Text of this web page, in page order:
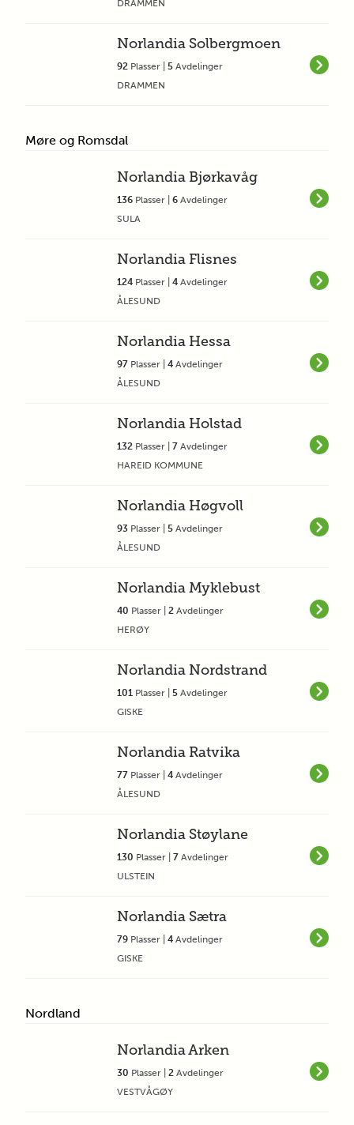
DRAMMEN
Norlandia Solbergmoen
92 Plasser | 5 Avdelinger
DRAMMEN
Møre og Romsdal
Norlandia Bjørkavåg
136 Plasser | 6 Avdelinger
SULA
Norlandia Flisnes
124 Plasser | 4 Avdelinger
ÅLESUND
Norlandia Hessa
97 Plasser | 4 Avdelinger
ÅLESUND
Norlandia Holstad
132 Plasser | 7 Avdelinger
HAREID KOMMUNE
Norlandia Høgvoll
93 Plasser | 5 Avdelinger
ÅLESUND
Norlandia Myklebust
40 Plasser | 2 Avdelinger
HERØY
Norlandia Nordstrand
101 Plasser | 5 Avdelinger
GISKE
Norlandia Ratvika
77 Plasser | 4 Avdelinger
ÅLESUND
Norlandia Støylane
130 Plasser | 7 Avdelinger
ULSTEIN
Norlandia Sætra
79 Plasser | 4 Avdelinger
GISKE
Nordland
Norlandia Arken
30 Plasser | 2 Avdelinger
VESTVÅGØY